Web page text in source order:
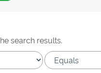
search results.